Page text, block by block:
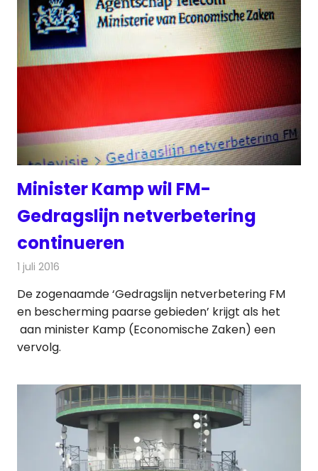
Minister Kamp wil FM-
Gedragslijn netverbetering
continueren
1 juli 2016
De zogenaamde ‘Gedragslijn netverbetering FM
en bescherming paarse gebieden’ krijgt als het
aan minister Kamp (Economische Zaken) een
vervolg.